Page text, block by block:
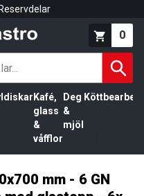
Reservdelar
0
Kafé,
glass
&
våfflor
Deg
&
mjöl
mm - 6 GN